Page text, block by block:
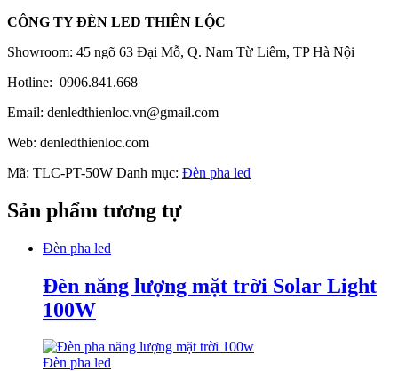
CÔNG TY ĐÈN LED THIÊN LỘC
Showroom: 45 ngõ 63 Đại Mỗ, Q. Nam Từ Liêm, TP Hà Nội
Hotline: 0906.841.668
Email: denledthienloc.vn@gmail.com
Web: denledthienloc.com
Mã: TLC-PT-50W Danh mục: Đèn pha led
Sản phẩm tương tự
Đèn pha led
Đèn năng lượng mặt trời Solar Light
100W
Đèn pha led